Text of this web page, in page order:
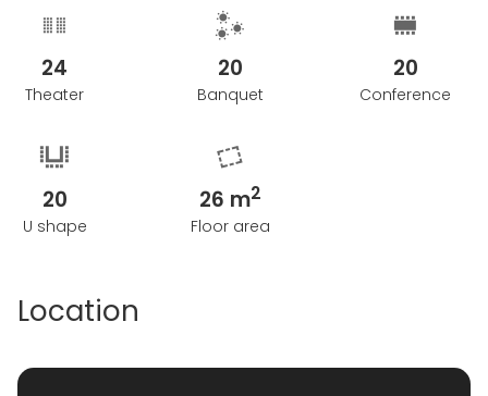
24
Theater
20
Banquet
20
Conference
20
U shape
26 m2
Floor area
Location